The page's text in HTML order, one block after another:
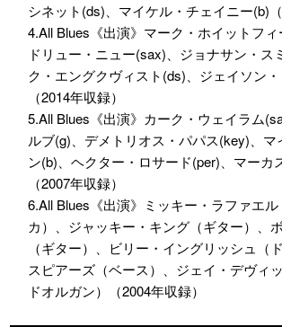
シネット(ds)、マイケル・チェイニー(b)（
4.All Blues《出演》マーク・ホイットフ
ドリュー・ニュー(sax)、ジョナサン・ス
ク・エングクヴィスト(ds)、ジェイソン
（2014年収録）
5.All Blues《出演》カーク・ウェイラム
ルブ(g)、デメトリオス・パパス(key)、マ
ン(b)、ヘクター・ロサード(per)、マーカ
（2007年収録）
6.All Blues《出演》ミッキー・ラファエ
カ）、ジャッキー・キング（ギター）、
（ギター）、ビリー・イングリッシュ（
スピアーズ（ベース）、ジェイ・デヴィ
ドオルガン）（2004年収録）